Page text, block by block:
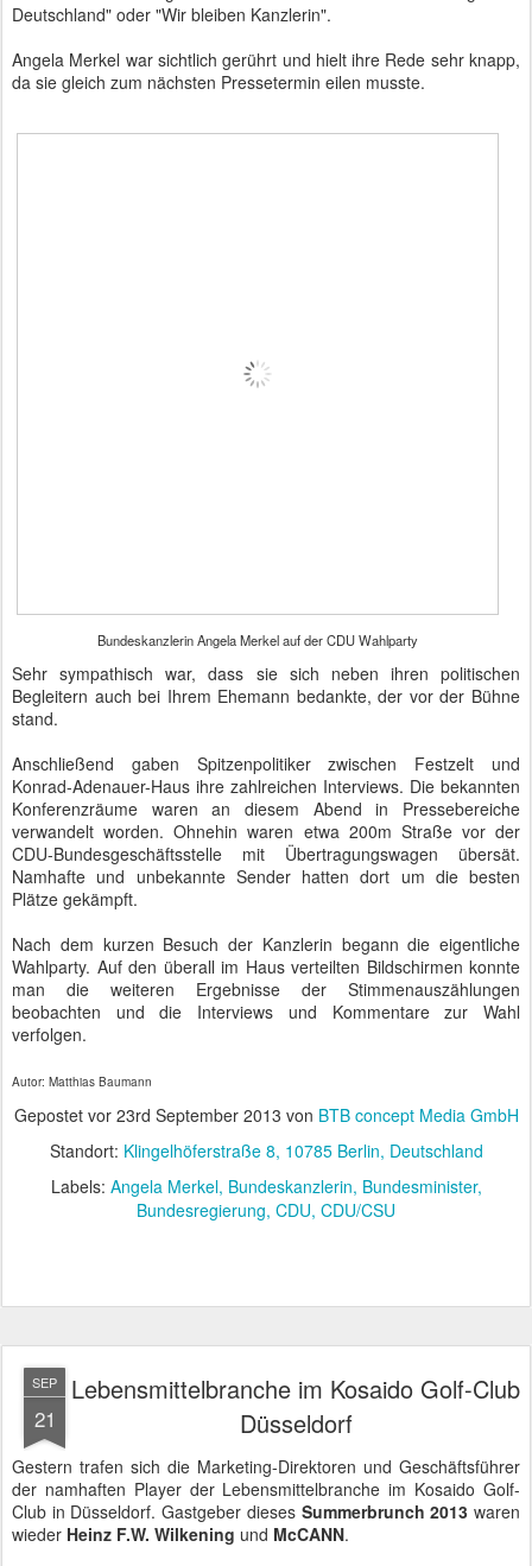
Deutschland" oder "Wir bleiben Kanzlerin".
Angela Merkel war sichtlich gerührt und hielt ihre Rede sehr knapp,
da sie gleich zum nächsten Pressetermin eilen musste.
Bundeskanzlerin Angela Merkel auf der CDU Wahlparty
Sehr sympathisch war, dass sie sich neben ihren politischen
Begleitern auch bei Ihrem Ehemann bedankte, der vor der Bühne
stand.
Anschließend gaben Spitzenpolitiker zwischen Festzelt und
Konrad-Adenauer-Haus ihre zahlreichen Interviews. Die bekannten
Konferenzräume waren an diesem Abend in Pressebereiche
verwandelt worden. Ohnehin waren etwa 200m Straße vor der
CDU-Bundesgeschäftsstelle mit Übertragungswagen übersät.
Namhafte und unbekannte Sender hatten dort um die besten
Plätze gekämpft.
Nach dem kurzen Besuch der Kanzlerin begann die eigentliche
Wahlparty. Auf den überall im Haus verteilten Bildschirmen konnte
man die weiteren Ergebnisse der Stimmenauszählungen
beobachten und die Interviews und Kommentare zur Wahl
verfolgen.
Autor: Matthias Baumann
Gepostet vor 23rd September 2013 von BTB concept Media GmbH
Standort: Klingelhöferstraße 8, 10785 Berlin, Deutschland
Labels: Angela Merkel Bundeskanzlerin Bundesminister
Bundesregierung CDU CDU/CSU
SEP
21
Lebensmittelbranche im Kosaido Golf-Club
Düsseldorf
Gestern trafen sich die Marketing-Direktoren und Geschäftsführer
der namhaften Player der Lebensmittelbranche im Kosaido Golf-
Club in Düsseldorf. Gastgeber dieses Summerbrunch 2013 waren
wieder Heinz F.W. Wilkening und McCANN.